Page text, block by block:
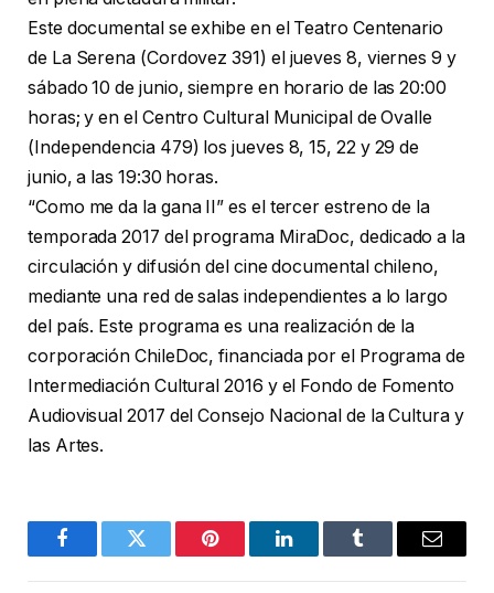
Este documental se exhibe en el Teatro Centenario
de La Serena (Cordovez 391) el jueves 8, viernes 9 y
sábado 10 de junio, siempre en horario de las 20:00
horas; y en el Centro Cultural Municipal de Ovalle
(Independencia 479) los jueves 8, 15, 22 y 29 de
junio, a las 19:30 horas.
“Como me da la gana II” es el tercer estreno de la
temporada 2017 del programa MiraDoc, dedicado a la
circulación y difusión del cine documental chileno,
mediante una red de salas independientes a lo largo
del país. Este programa es una realización de la
corporación ChileDoc, financiada por el Programa de
Intermediación Cultural 2016 y el Fondo de Fomento
Audiovisual 2017 del Consejo Nacional de la Cultura y
las Artes.
FacebookTwitter Pinterest LinkedInTumblr Email